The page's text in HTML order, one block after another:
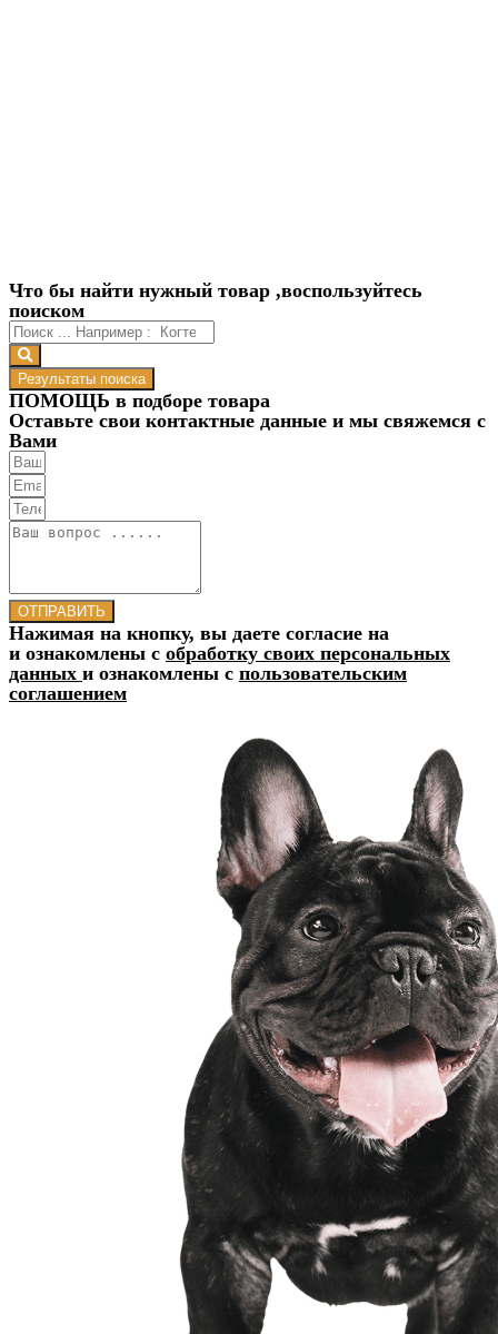
Что бы найти нужный товар ,воспользуйтесь
поиском
Результаты поиска
ПОМОЩЬ в подборе товара
Оставьте свои контактные данные и мы свяжемся с
Вами
ОТПРАВИТЬ
Нажимая на кнопку, вы даете согласие на
и ознакомлены с обработку своих персональных
данных и ознакомлены с пользовательским
соглашением